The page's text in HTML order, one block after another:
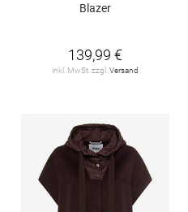
Blazer
139,99 €
inkl. MwSt. zzgl. Versand